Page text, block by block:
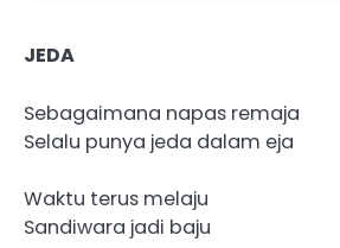
JEDA
Sebagaimana napas remaja
Selalu punya jeda dalam eja
Waktu terus melaju
Sandiwara jadi baju